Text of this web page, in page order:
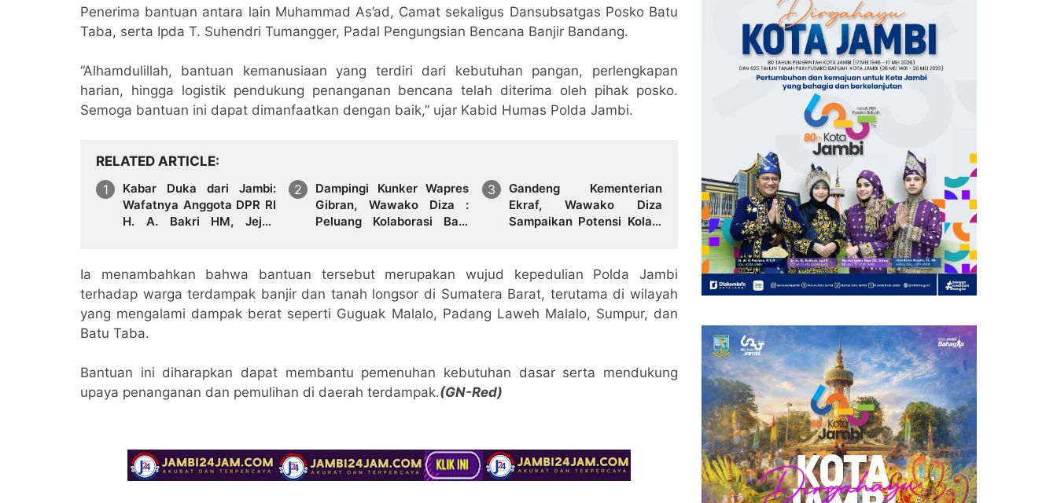
Penerima bantuan antara lain Muhammad As’ad, Camat sekaligus Dansubsatgas Posko Batu
Taba, serta Ipda T. Suhendri Tumangger, Padal Pengungsian Bencana Banjir Bandang.
“Alhamdulillah, bantuan kemanusiaan yang terdiri dari kebutuhan pangan, perlengkapan
harian, hingga logistik pendukung penanganan bencana telah diterima oleh pihak posko.
Semoga bantuan ini dapat dimanfaatkan dengan baik,” ujar Kabid Humas Polda Jambi.
RELATED ARTICLE
Kabar Duka dari Jambi:
Wafatnya Anggota DPR RI
H. A. Bakri HM, Jejak
Dampingi Kunker Wapres
Gibran, Wawako Diza :
Peluang Kolaborasi Bagi
Gandeng Kementerian
Ekraf, Wawako Diza
Sampaikan Potensi Kolam
Ia menambahkan bahwa bantuan tersebut merupakan wujud kepedulian Polda Jambi
terhadap warga terdampak banjir dan tanah longsor di Sumatera Barat, terutama di wilayah
yang mengalami dampak berat seperti Guguak Malalo, Padang Laweh Malalo, Sumpur, dan
Batu Taba.
Bantuan ini diharapkan dapat membantu pemenuhan kebutuhan dasar serta mendukung
upaya penanganan dan pemulihan di daerah terdampak.(GN-Red)